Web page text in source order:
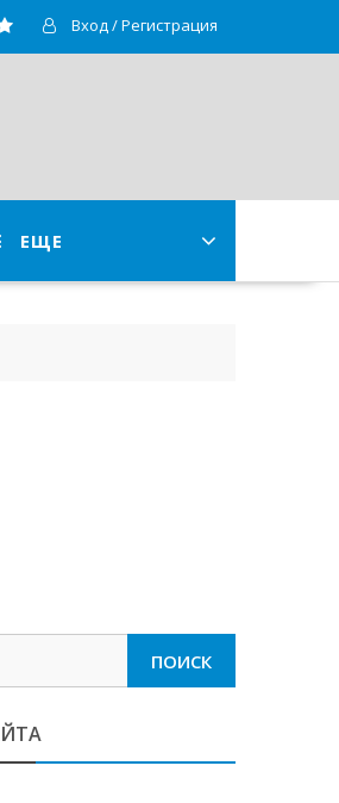
Вход / Регистрация
ЕЩЕ